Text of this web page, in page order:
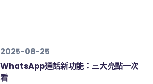
2025-08-25
WhatsApp通話新功能：三大亮點一次
看